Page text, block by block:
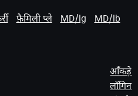
फ़ैमिली प्ले MD/lg MD/lb
आँकड़े
लॉगिन